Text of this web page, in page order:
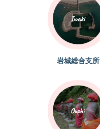
岩城総合支所